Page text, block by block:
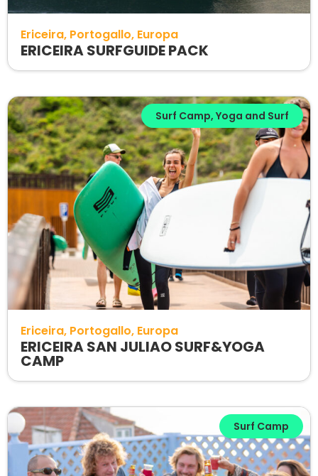
Ericeira Portogallo Europa
ERICEIRA SURFGUIDE PACK
Surf Camp, Yoga and Surf
Ericeira Portogallo Europa
ERICEIRA SAN JULIAO SURF&YOGA
CAMP
Surf Camp